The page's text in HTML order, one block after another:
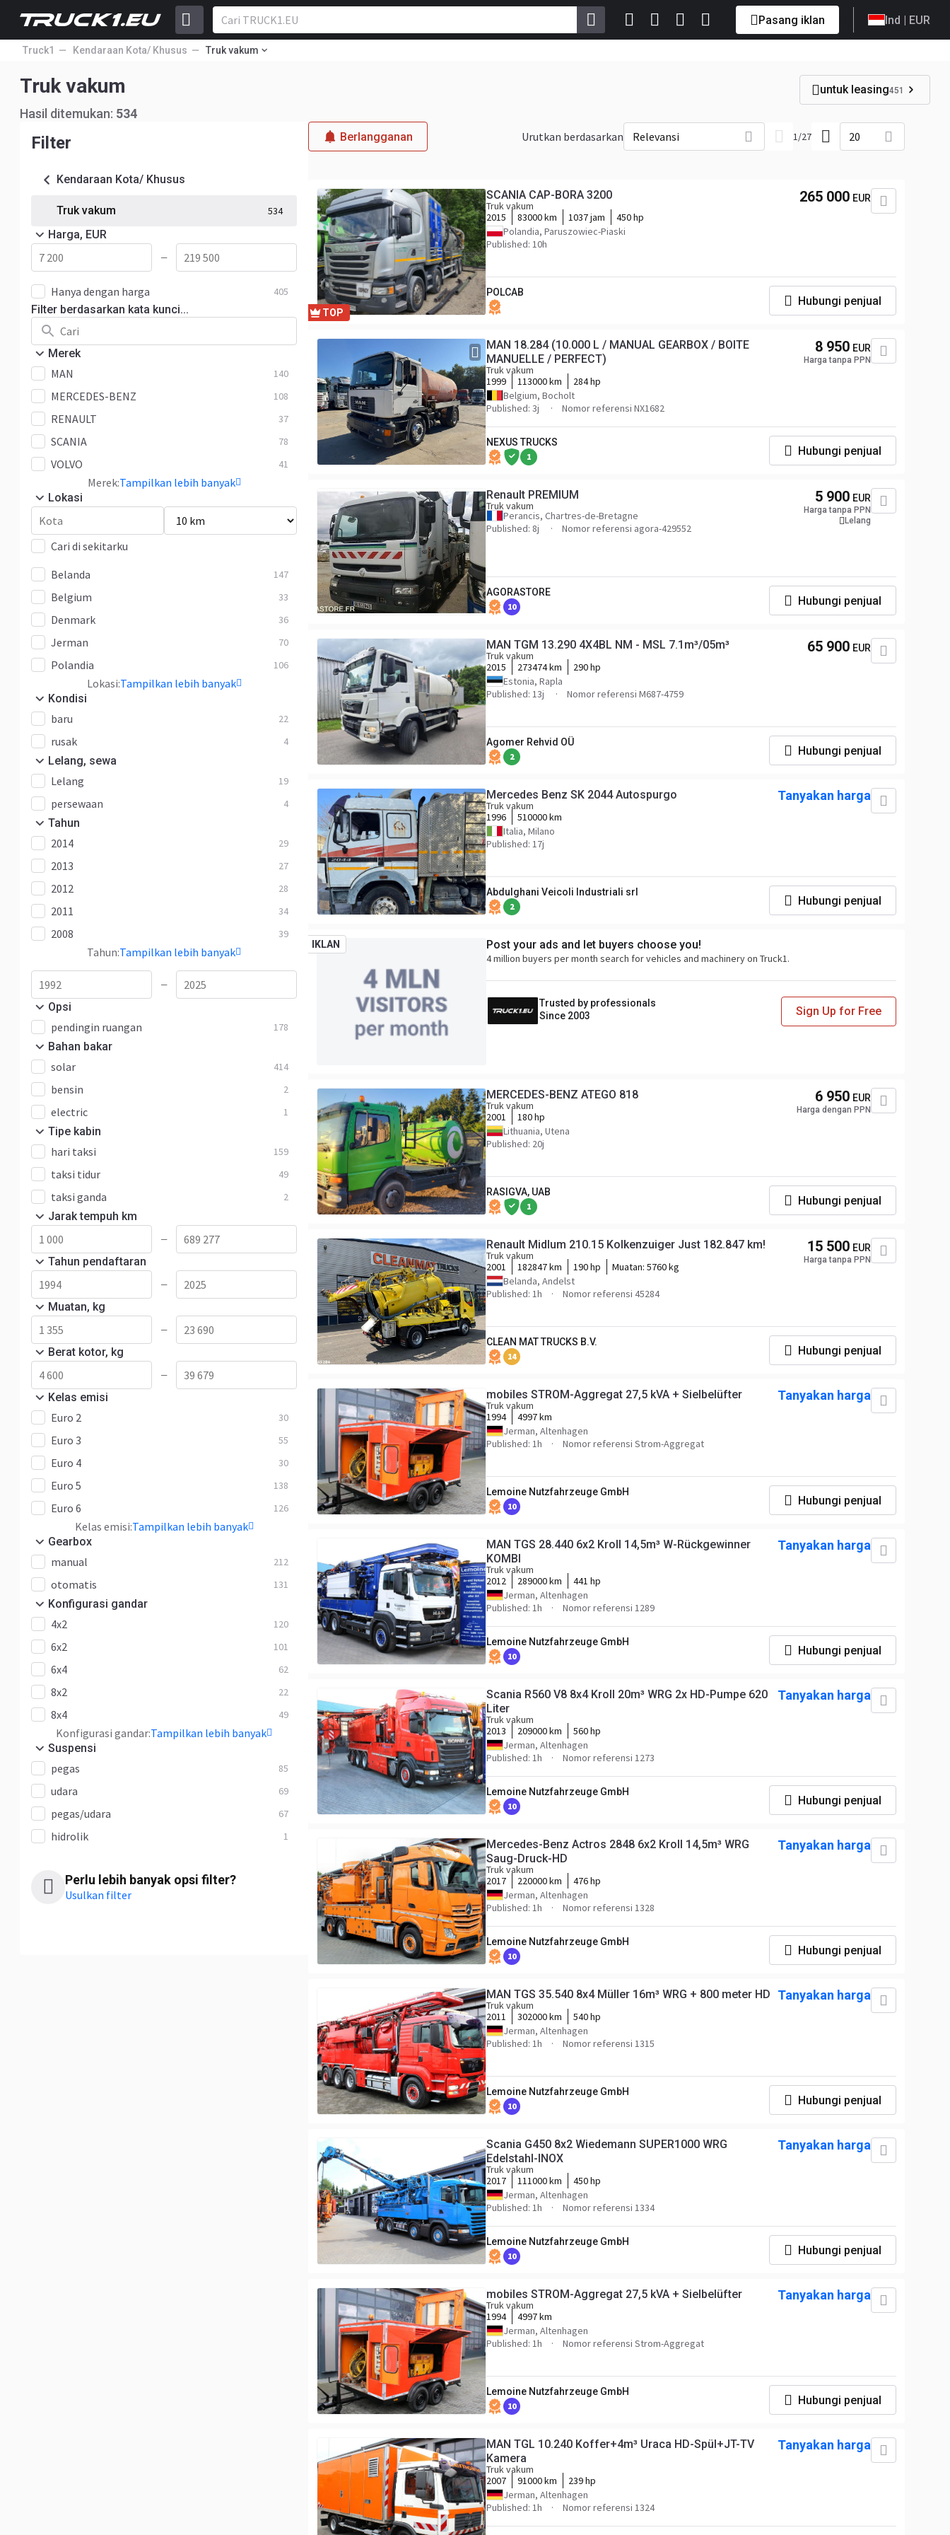
Pasang iklan Ind | EUR
Truck1 Kendaraan Kota/ Khusus Truk vakum
Truk vakum
Hasil ditemukan: 534
untuk leasing451
Filter
Kendaraan Kota/ Khusus
Truk vakum 534
Harga, EUR
—
Hanya dengan harga 405
Filter berdasarkan kata kunci...
Merek
MAN 140
MERCEDES-BENZ 108
RENAULT 37
SCANIA 78
VOLVO 41
Merek:Tampilkan lebih banyak
Lokasi
Cari di sekitarku
Belanda
147
Belgium 33
Denmark 36
Jerman 70
Polandia 106
Lokasi:Tampilkan lebih banyak
Kondisi
baru 22
rusak 4
Lelang, sewa
Lelang 19
persewaan 4
Tahun
2014 29
2013 27
2012 28
2011 34
2008 39
Tahun:Tampilkan lebih banyak
—
Opsi
pendingin ruangan 178
Bahan bakar
solar 414
bensin 2
electric 1
Tipe kabin
hari taksi 159
taksi tidur 49
taksi ganda 2
Jarak tempuh km
—
Tahun pendaftaran
—
Muatan, kg
—
Berat kotor, kg
—
Kelas emisi
Euro 2 30
Euro 3 55
Euro 4 30
Euro 5 138
Euro 6 126
Kelas emisi:Tampilkan lebih banyak
Gearbox
manual 212
otomatis 131
Konfigurasi gandar
4x2 120
6x2 101
6x4 62
8x2 22
8x4 49
Konfigurasi gandar:Tampilkan lebih banyak
Suspensi
pegas 85
udara 69
pegas/udara 67
hidrolik 1
Perlu lebih banyak opsi filter?
Usulkan filter
Berlangganan Urutkan berdasarkan Relevansi 1/27 20
TOP
SCANIA CAP-BORA 3200
Truk vakum
2015
83000 km 1037 jam
450 hp
Polandia, Paruszowiec-Piaski
Published: 10h
265 000 EUR
POLCAB
Hubungi penjual
MAN 18.284 (10.000 L / MANUAL GEARBOX / BOITE
MANUELLE / PERFECT)
Truk vakum
1999
113000 km
284 hp
Belgium, Bocholt
Published: 3j
Nomor referensi NX1682
8 950 EUR
Harga tanpa PPN
NEXUS TRUCKS
1 Hubungi penjual
Renault PREMIUM
Truk vakum
Perancis, Chartres-de-Bretagne
Published: 8j
Nomor referensi agora-429552
5 900 EUR
Harga tanpa PPN
Lelang
AGORASTORE
10 Hubungi penjual
MAN TGM 13.290 4X4BL NM - MSL 7.1m³/05m³
Truk vakum
2015
273474 km
290 hp
Estonia, Rapla
Published: 13j
Nomor referensi M687-4759
65 900 EUR
Agomer Rehvid OÜ
2 Hubungi penjual
Mercedes Benz SK 2044 Autospurgo
Truk vakum
1996
510000 km
Italia, Milano
Published: 17j
Tanyakan harga
Abdulghani Veicoli Industriali srl
2 Hubungi penjual
IKLAN Post your ads and let buyers choose you!
4 million buyers per month search for vehicles and machinery on Truck1.
Trusted by professionals
Since 2003
Sign Up for Free
MERCEDES-BENZ ATEGO 818
Truk vakum
2001
180 hp
Lithuania, Utena
Published: 20j
6 950 EUR
Harga dengan PPN
RASIGVA, UAB
1 Hubungi penjual
Renault Midlum 210.15 Kolkenzuiger Just 182.847 km!
Truk vakum
2001
182847 km 190 hp Muatan: 5760 kg
Belanda, Andelst
Published: 1h
Nomor referensi 45284
15 500 EUR
Harga tanpa PPN
CLEAN MAT TRUCKS B.V.
14 Hubungi penjual
mobiles STROM-Aggregat 27,5 kVA + Sielbelüfter
Truk vakum
1994
4997 km
Jerman, Altenhagen
Published: 1h
Nomor referensi Strom-Aggregat
Tanyakan harga
Lemoine Nutzfahrzeuge GmbH
10 Hubungi penjual
MAN TGS 28.440 6x2 Kroll 14,5m³ W-Rückgewinner
KOMBI
Truk vakum
2012
289000 km
441 hp
Jerman, Altenhagen
Published: 1h
Nomor referensi 1289
Tanyakan harga
Lemoine Nutzfahrzeuge GmbH
10 Hubungi penjual
Scania R560 V8 8x4 Kroll 20m³ WRG 2x HD-Pumpe 620
Liter
Truk vakum
2013
209000 km
560 hp
Jerman, Altenhagen
Published: 1h
Nomor referensi 1273
Tanyakan harga
Lemoine Nutzfahrzeuge GmbH
10 Hubungi penjual
Mercedes-Benz Actros 2848 6x2 Kroll 14,5m³ WRG
Saug-Druck-HD
Truk vakum
2017
220000 km
476 hp
Jerman, Altenhagen
Published: 1h
Nomor referensi 1328
Tanyakan harga
Lemoine Nutzfahrzeuge GmbH
10 Hubungi penjual
MAN TGS 35.540 8x4 Müller 16m³ WRG + 800 meter HD
Truk vakum
2011
302000 km
540 hp
Jerman, Altenhagen
Published: 1h
Nomor referensi 1315
Tanyakan harga
Lemoine Nutzfahrzeuge GmbH
10 Hubungi penjual
Scania G450 8x2 Wiedemann SUPER1000 WRG
Edelstahl-INOX
Truk vakum
2017
111000 km
450 hp
Jerman, Altenhagen
Published: 1h
Nomor referensi 1334
Tanyakan harga
Lemoine Nutzfahrzeuge GmbH
10 Hubungi penjual
mobiles STROM-Aggregat 27,5 kVA + Sielbelüfter
Truk vakum
1994
4997 km
Jerman, Altenhagen
Published: 1h
Nomor referensi Strom-Aggregat
Tanyakan harga
Lemoine Nutzfahrzeuge GmbH
10 Hubungi penjual
MAN TGL 10.240 Koffer+4m³ Uraca HD-Spül+JT-TV
Kamera
Truk vakum
2007
91000 km
239 hp
Jerman, Altenhagen
Published: 1h
Nomor referensi 1324
Tanyakan harga